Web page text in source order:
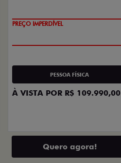
O SUV AUTOMÁTICO MAIS BARATO DO
PESSOA FÍSICA
À VISTA POR R$ 109.990,00
Quero agora!